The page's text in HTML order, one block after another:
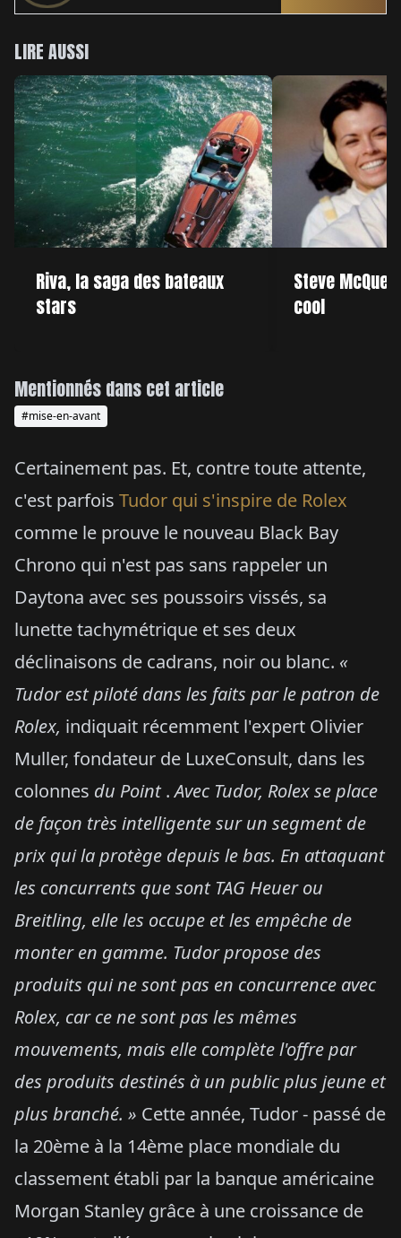
Certainement pas. Et, contre toute attente,
c'est parfois Tudor qui s'inspire de Rolex
comme le prouve le nouveau Black Bay
Chrono qui n'est pas sans rappeler un
Daytona avec ses poussoirs vissés, sa
lunette tachymétrique et ses deux
déclinaisons de cadrans, noir ou blanc. «
Tudor est piloté dans les faits par le patron de
Rolex, indiquait récemment l'expert Olivier
Muller, fondateur de LuxeConsult, dans les
colonnes du Point.Avec Tudor, Rolexse place
de façon très intelligente sur un segment de
prix qui la protège depuis le bas. En attaquant
les concurrents que sont TAG Heuer ou
Breitling, elle les occupe et les empêche de
monter en gamme. Tudor propose des
produits qui ne sont pas en concurrence avec
Rolex, car ce ne sont pas les mêmes
mouvements, mais elle complète l'offre par
des produits destinés à un public plus jeune et
plus branché. » Cette année, Tudor - passé de
la 20ème à la 14ème place mondiale du
classement établi par la banque américaine
Morgan Stanley grâce à une croissance de
Mentionnés dans cet article
#mise-en-avant
LIRE AUSSI
Riva, la saga des bateaux
stars
Steve
cool